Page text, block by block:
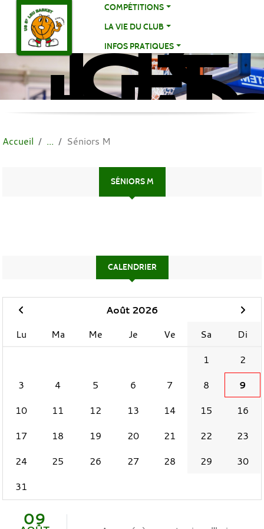
COMPÉTITIONS
LA VIE DU CLUB
INFOS PRATIQUES
US
ST
Accueil Séniors M
SÉNIORS M
CALENDRIER
Août 2026
Lu
Ma Me Je Ve Sa
Di
1
2
3
4 5 6 7 8
9
10
11 12 13 14 15
16
17
18 19 20 21 22
23
24
25 26 27 28 29
30
31
09
Panneau de gestion des cookies